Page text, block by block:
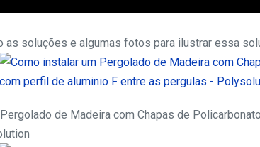
as soluções e algumas fotos para ilustrar essa
de Madeira com Chapas de